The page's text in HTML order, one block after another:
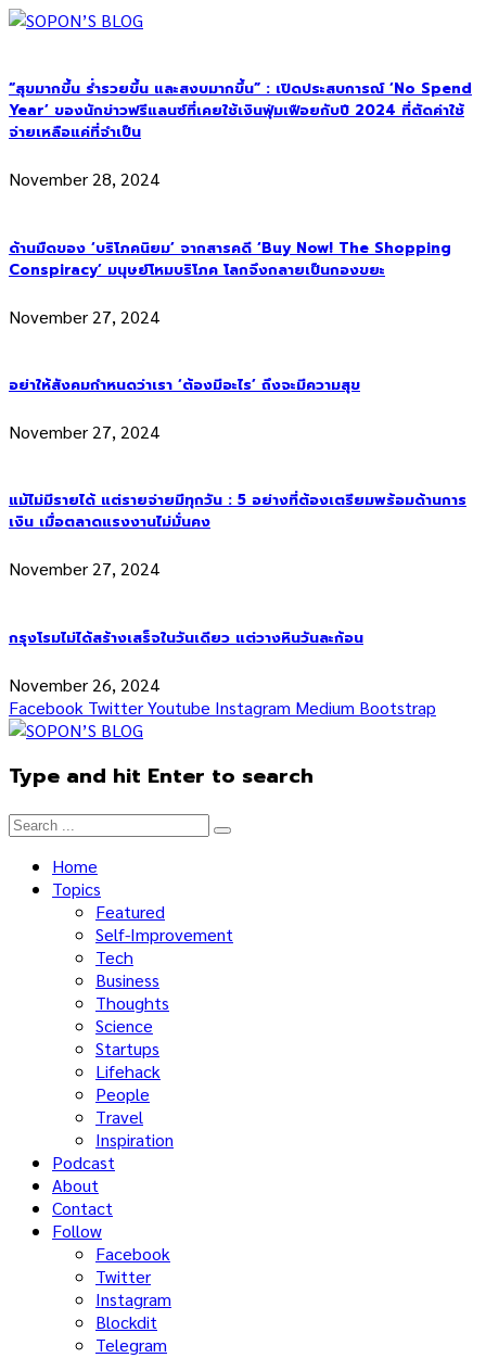
“สุขมากขึ้น ร่ำรวยขึ้น และสงบมากขึ้น” : เปิดประสบการณ์ ‘No Spend
Year’ ของนักข่าวฟรีแลนซ์ที่เคยใช้เงินฟุ่มเฟือยกับปี 2024 ที่ตัดค่าใช้
จ่ายเหลือแค่ที่จำเป็น
November 28, 2024
ด้านมืดของ ‘บริโภคนิยม’ จากสารคดี ‘Buy Now! The Shopping
Conspiracy’ มนุษย์โหมบริโภค โลกจึงกลายเป็นกองขยะ
November 27, 2024
อย่าให้สังคมกำหนดว่าเรา ‘ต้องมีอะไร’ ถึงจะมีความสุข
November 27, 2024
แม้ไม่มีรายได้ แต่รายจ่ายมีทุกวัน : 5 อย่างที่ต้องเตรียมพร้อมด้านการ
เงิน เมื่อตลาดแรงงานไม่มั่นคง
November 27, 2024
กรุงโรมไม่ได้สร้างเสร็จในวันเดียว แต่วางหินวันละก้อน
November 26, 2024
Facebook TwitterYoutube Instagram Medium Bootstrap
Type and hit Enter to search
Home
Topics
Featured
Self-Improvement
Tech
Business
Thoughts
Science
Startups
Lifehack
People
Travel
Inspiration
Podcast
About
Contact
Follow
Facebook
Twitter
Instagram
Blockdit
Telegram